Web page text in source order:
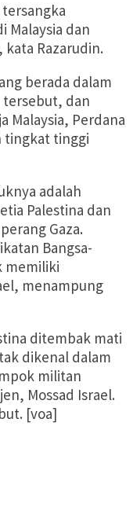
Malaysia dan
Razarudin.
berada dalam
tersebut, dan
Malaysia, Perdana
tingkat tinggi
adalah
Palestina dan
Gaza.
Bangsa-
memiliki
menampung
ditembak mati
dikenal dalam
militan
Mossad Israel.
[voa]